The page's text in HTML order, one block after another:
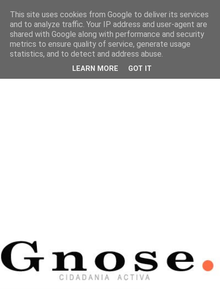
This site uses cookies from Google to deliver its services
and to analyze traffic. Your IP address and user-agent are
shared with Google along with performance and security
metrics to ensure quality of service, generate usage
statistics, and to detect and address abuse.
LEARN MORE GOT IT